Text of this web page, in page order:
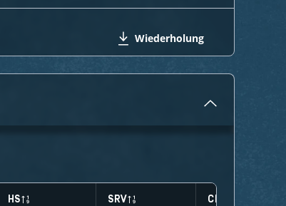
Wiederholung
HS SRV CLUTCHES